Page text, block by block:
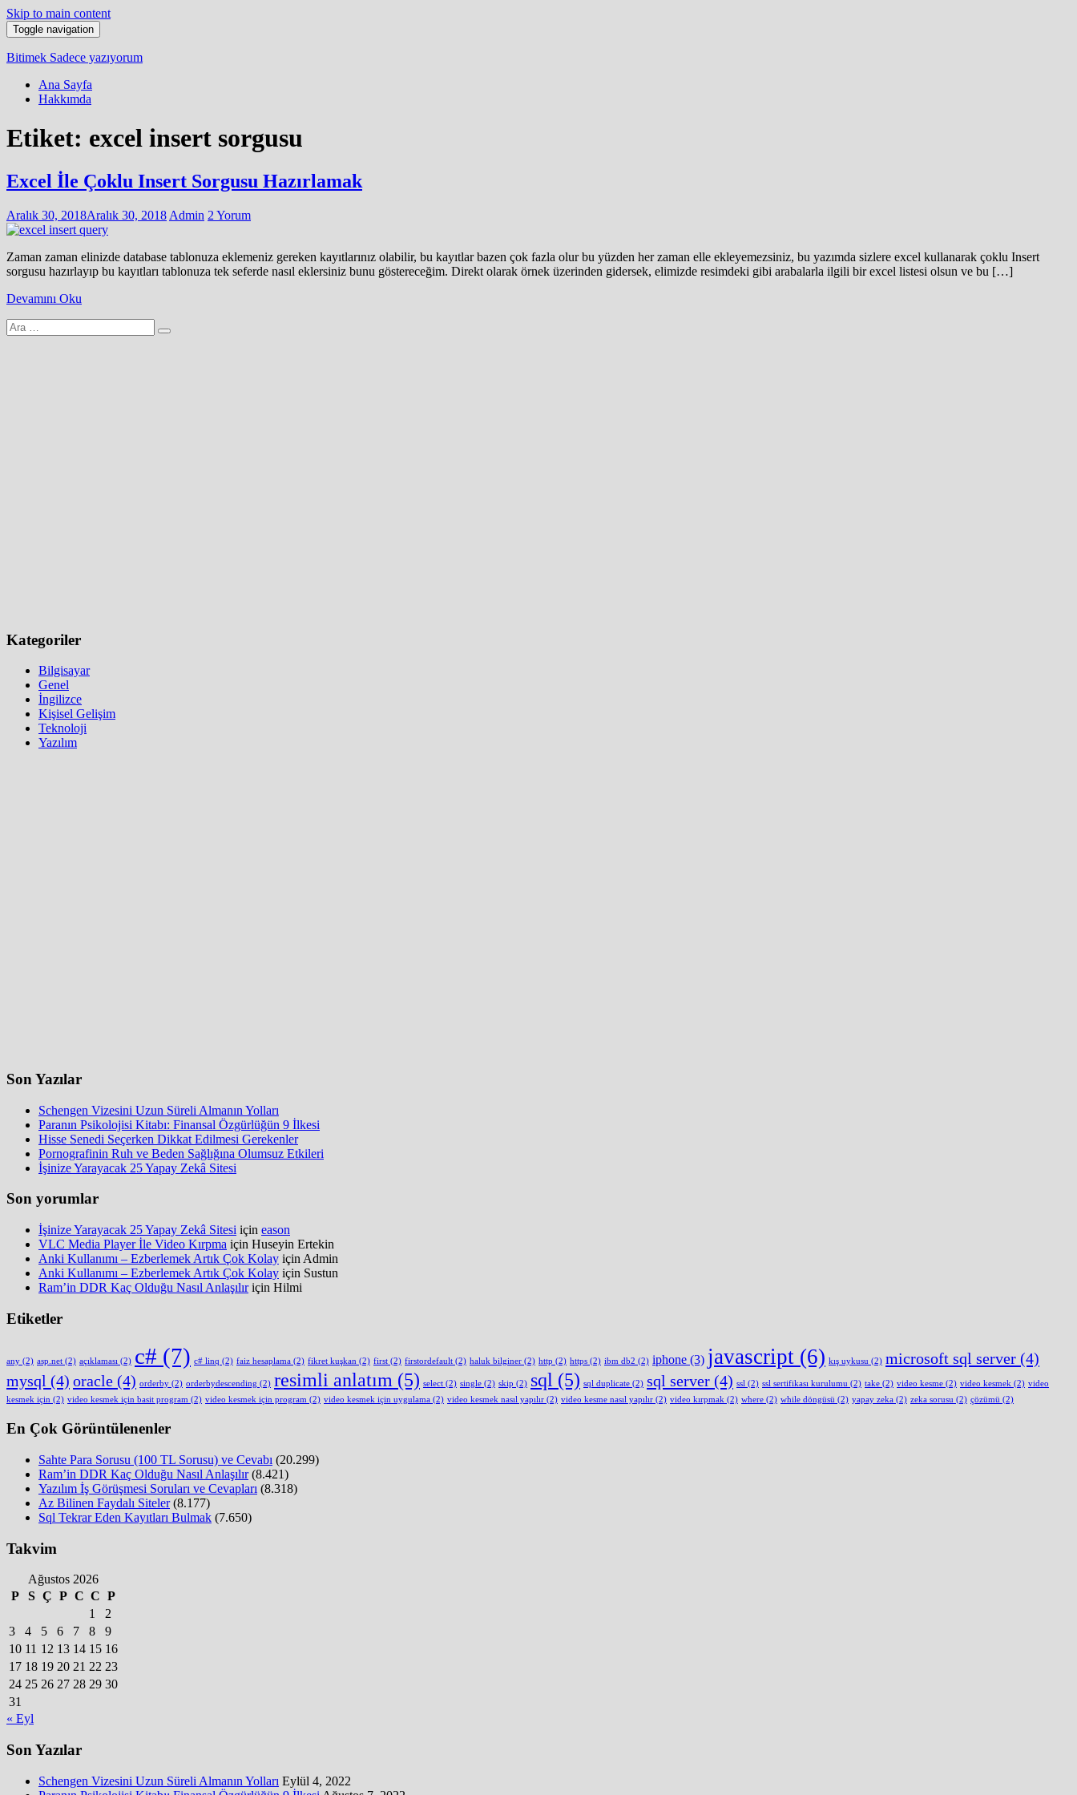
Skip to main content
Toggle navigation
Bitimek Sadece yazıyorum
Ana Sayfa
Hakkımda
Etiket: excel insert sorgusu
Excel İle Çoklu Insert Sorgusu Hazırlamak
Aralık 30, 2018Aralık 30, 2018 Admin 2 Yorum
Zaman zaman elinizde database tablonuza eklemeniz gereken kayıtlarınız olabilir, bu kayıtlar bazen çok fazla olur bu yüzden her zaman elle ekleyemezsiniz, bu yazımda sizlere excel kullanarak çoklu Insert
sorgusu hazırlayıp bu kayıtları tablonuza tek seferde nasıl eklersiniz bunu göstereceğim. Direkt olarak örnek üzerinden gidersek, elimizde resimdeki gibi arabalarla ilgili bir excel listesi olsun ve bu […]
Devamını Oku
Arama
yap:
Kategoriler
Bilgisayar
Genel
İngilizce
Kişisel Gelişim
Teknoloji
Yazılım
Son Yazılar
Schengen Vizesini Uzun Süreli Almanın Yolları
Paranın Psikolojisi Kitabı: Finansal Özgürlüğün 9 İlkesi
Hisse Senedi Seçerken Dikkat Edilmesi Gerekenler
Pornografinin Ruh ve Beden Sağlığına Olumsuz Etkileri
İşinize Yarayacak 25 Yapay Zekâ Sitesi
Son yorumlar
İşinize Yarayacak 25 Yapay Zekâ Sitesi için eason
VLC Media Player İle Video Kırpma için Huseyin Ertekin
Anki Kullanımı – Ezberlemek Artık Çok Kolay için Admin
Anki Kullanımı – Ezberlemek Artık Çok Kolay için Sustun
Ram’in DDR Kaç Olduğu Nasıl Anlaşılıriçin Hilmi
Etiketler
any (2) asp.net (2) açıklaması (2) c# (7) c# linq (2) faiz hesaplama (2) fikret kuşkan (2) first (2) firstordefault (2) haluk bilginer (2) http (2) https (2) ibm db2 (2) iphone (3) javascript (6) kış uykusu (2) microsoft sql server (4)
mysql (4) oracle (4) orderby (2) orderbydescending (2) resimli anlatım (5) select (2) single (2) skip (2) sql (5) sql duplicate (2) sql server (4) ssl (2) ssl sertifikası kurulumu (2) take (2) video kesme (2) video kesmek (2) video
kesmek için (2) video kesmek için basit program (2) video kesmek için program (2) video kesmek için uygulama (2) video kesmek nasıl yapılır (2) video kesme nasıl yapılır (2) video kırpmak (2) where (2) while döngüsü (2) yapay zeka (2) zeka sorusu (2) çözümü (2)
En Çok Görüntülenenler
Sahte Para Sorusu (100 TL Sorusu) ve Cevabı (20.299)
Ram’in DDR Kaç Olduğu Nasıl Anlaşılır (8.421)
Yazılım İş Görüşmesi Soruları ve Cevapları (8.318)
Az Bilinen Faydalı Siteler (8.177)
Sql Tekrar Eden Kayıtları Bulmak (7.650)
Takvim
Ağustos 2026
P
S Ç P C C P
1
2
3
4 5 6 7 8
9
10 11 12 13 14 15 16
17 18 19 20 21 22 23
24 25 26 27 28 29 30
31
« Eyl
Son Yazılar
Schengen Vizesini Uzun Süreli Almanın Yolları Eylül 4, 2022